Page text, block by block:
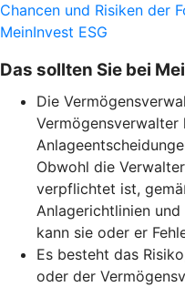
Chancen und Risiken der
MeinInvest ESG
Das sollten Sie bei
Die
Vermögensverwalter
Obwohl die
verpflichtet ist,
Anlagerichtlinien
kann sie oder er
Es besteht das
oder der